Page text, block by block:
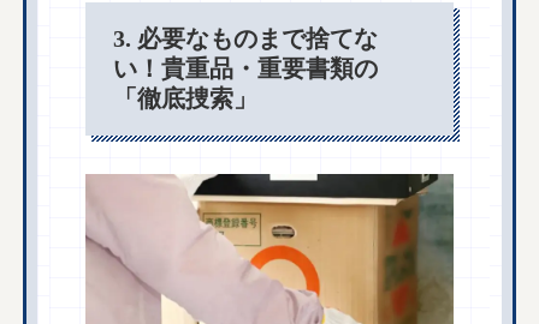
3. 必要なものまで捨てな
い！貴重品・重要書類の
「徹底捜索」